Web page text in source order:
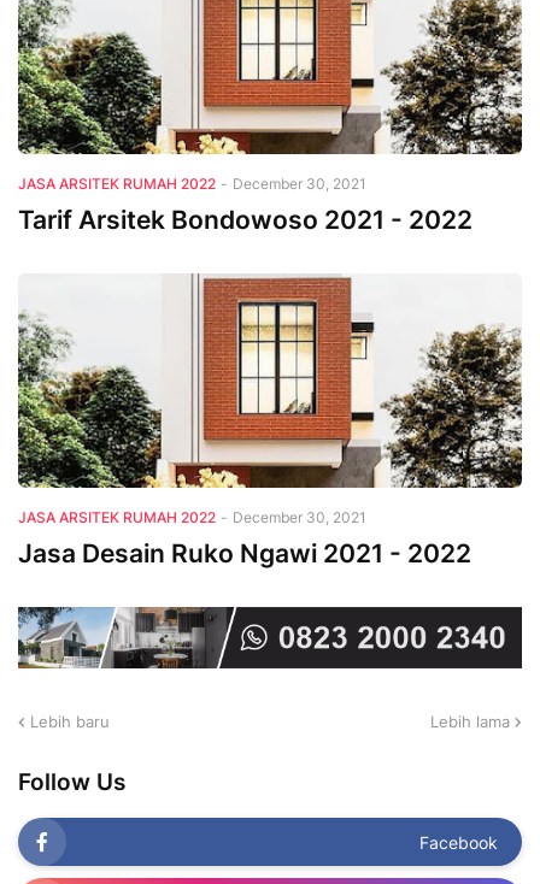
JASA ARSITEK RUMAH 2022 - December 30, 2021
Tarif Arsitek Bondowoso 2021 - 2022
JASA ARSITEK RUMAH 2022 - December 30, 2021
Jasa Desain Ruko Ngawi 2021 - 2022
Lebih baru Lebih lama
Follow Us
Facebook